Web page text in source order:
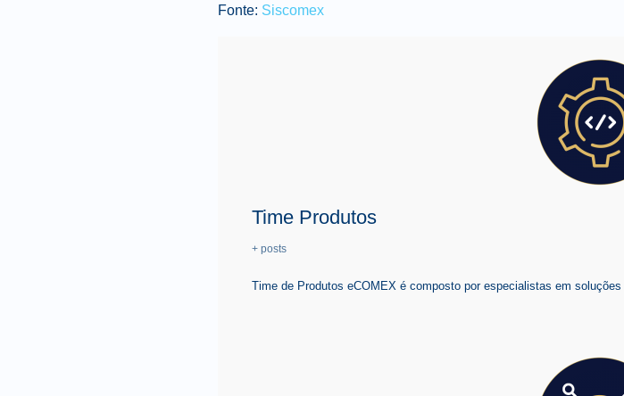
Fonte: Siscomex
Time Produtos
+ posts
Time de Produtos eCOMEX é composto por especialistas em